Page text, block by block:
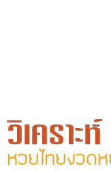
วิเคราะห์
หวยไทยงวด